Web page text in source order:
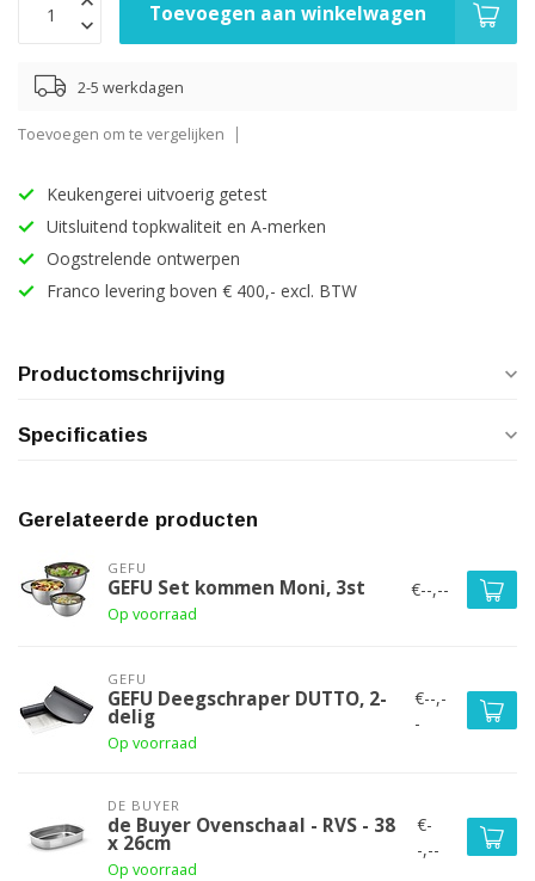
Toevoegen aan winkelwagen
2-5 werkdagen
Toevoegen om te vergelijken
Keukengerei uitvoerig getest
Uitsluitend topkwaliteit en A-merken
Oogstrelende ontwerpen
Franco levering boven € 400,- excl. BTW
Productomschrijving
Specificaties
Gerelateerde producten
GEFU
GEFU Set kommen Moni, 3st
Op voorraad
€--,--
GEFU
GEFU Deegschraper DUTTO, 2-
delig
Op voorraad
€--,-
-
DE BUYER
de Buyer Ovenschaal - RVS - 38
x 26cm
Op voorraad
€-
-,--